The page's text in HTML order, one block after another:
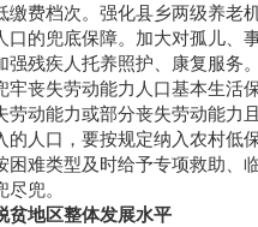
缴费档次。强化县乡两级养老
口的兜底保障。加大对孤儿、
强残疾人托养照护、康复服务。
丧失劳动能力人口基本生活
劳动能力或部分丧失劳动能力
的人口，要按规定纳入农村低
困难类型及时给予专项救助、
兜。
贫地区整体发展水平